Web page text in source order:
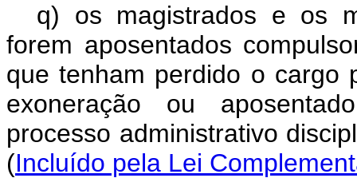
q) os magistrados e os
forem aposentados
que tenham perdido o cargo
exoneração ou
processo administrativo
(Incluído pela Lei